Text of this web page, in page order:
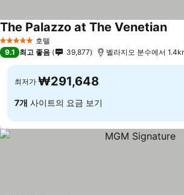
5 성급 호텔
The Palazzo at The Venetian요
9.1 최고 좋음 39,877 벨라지오 분수에서
최저가 ₩291,648
7개 사이트의 요금 보기